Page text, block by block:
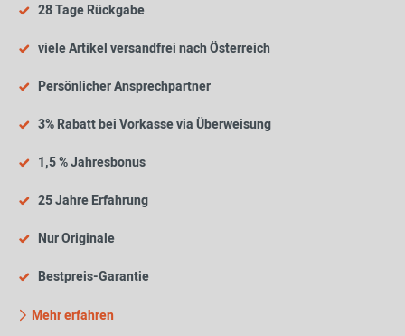
28 Tage Rückgabe
viele Artikel versandfrei nach Österreich
Persönlicher Ansprechpartner
3% Rabatt bei Vorkasse via Überweisung
1,5 % Jahresbonus
25 Jahre Erfahrung
Nur Originale
Bestpreis-Garantie
Mehr erfahren